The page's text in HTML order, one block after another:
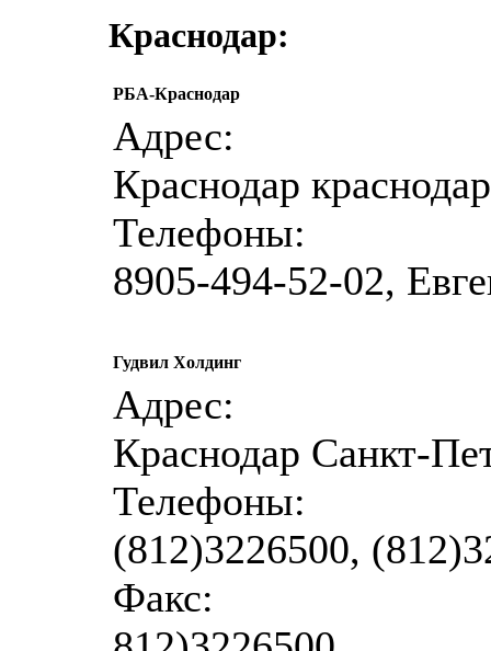
Краснодар:
РБА-Краснодар
Адрес:
Краснодар
Телефоны:
8905-494-52-02,
Гудвил Холдинг
Адрес:
Краснодар Санкт-
Телефоны:
(812)3226500,
Факс: